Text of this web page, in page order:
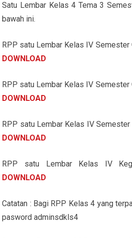
Satu Lembar Kelas 4 Tema 3
bawah ini.
RPP satu Lembar Kelas IV Semester
DOWNLOAD
RPP satu Lembar Kelas IV Semester
DOWNLOAD
RPP satu Lembar Kelas IV Semester
DOWNLOAD
RPP satu Lembar Kelas IV
DOWNLOAD
Catatan : Bagi RPP Kelas 4 yang
pasword adminsdkls4